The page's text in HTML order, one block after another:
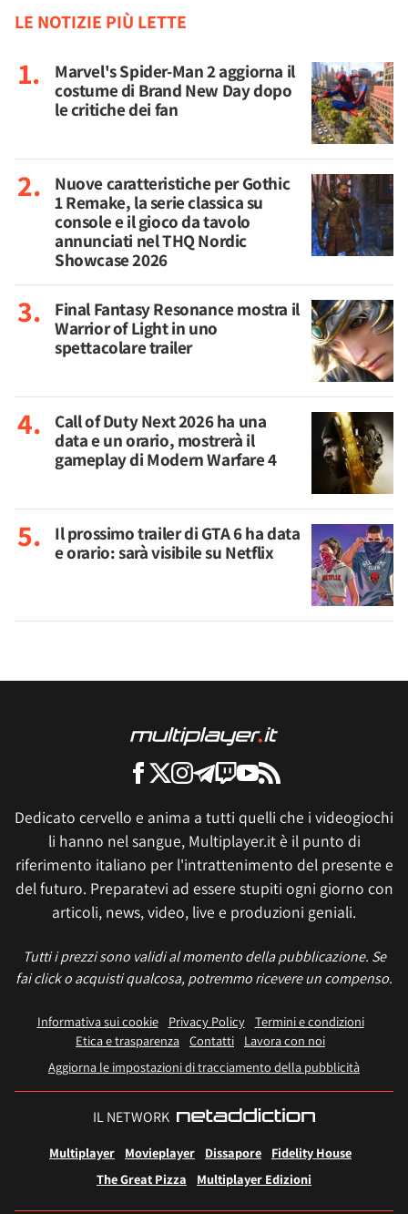
LE NOTIZIE PIÙ LETTE
Marvel's Spider-Man 2 aggiorna il
costume di Brand New Day dopo
le critiche dei fan
Nuove caratteristiche per Gothic
1 Remake, la serie classica su
console e il gioco da tavolo
annunciati nel THQ Nordic
Showcase 2026
Final Fantasy Resonance mostra il
Warrior of Light in uno
spettacolare trailer
Call of Duty Next 2026 ha una
data e un orario, mostrerà il
gameplay di Modern Warfare 4
Il prossimo trailer di GTA 6 ha data
e orario: sarà visibile su Netflix
Dedicato cervello e anima a tutti quelli che i videogiochi
li hanno nel sangue, Multiplayer.it è il punto di
riferimento italiano per l'intrattenimento del presente e
del futuro. Preparatevi ad essere stupiti ogni giorno con
articoli, news, video, live e produzioni geniali.
Tutti i prezzi sono validi al momento della pubblicazione. Se
fai click o acquisti qualcosa, potremmo ricevere un compenso.
Informativa sui cookie Privacy Policy
Termini e condizioni
Etica e trasparenza Contatti
Lavora con noi
Aggiorna le impostazioni di tracciamento della pubblicità
IL NETWORK
Multiplayer Movieplayer Dissapore
Fidelity House
The Great Pizza
Multiplayer Edizioni